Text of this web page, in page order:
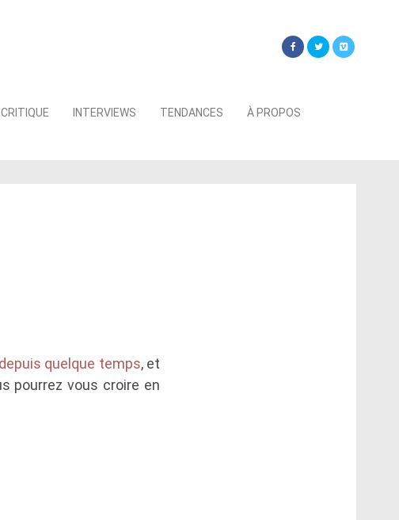
CRITIQUE INTERVIEWS TENDANCES À PROPOS
depuis quelque temps, et
pourrez vous croire en